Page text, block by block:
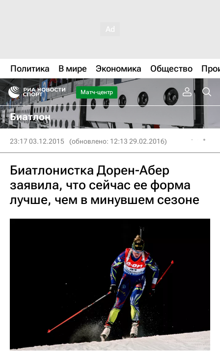
Политика В мире Экономика Общество
Матч-центр
Биатлон
23:17 03.12.2015 (обновлено: 12:13 29.02.2016)
Биатлонистка Дорен-Абер
заявила, что сейчас ее форма
лучше, чем в минувшем сезоне